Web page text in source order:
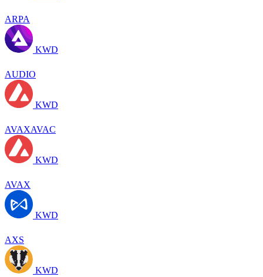
ARPA
KWD
AUDIO
KWD
AVAXAVAC
KWD
AVAX
KWD
AXS
KWD